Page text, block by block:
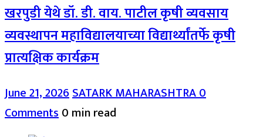
खरपुडी येथे डॉ. डी. वाय. पाटील कृषी व्यवसाय
व्यवस्थापन महाविद्यालयाच्या विद्यार्थ्यांतर्फे कृषी
प्रात्यक्षिक कार्यक्रम
June 21, 2026SATARK MAHARASHTRA0
Comments0 min read